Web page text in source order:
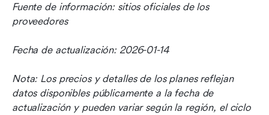
Fuente de información: sitios oficiales de los
proveedores
Fecha de actualización: 2026-01-14
Nota: Los precios y detalles de los planes reflejan
datos disponibles públicamente a la fecha de
actualización y pueden variar según la región, el ciclo